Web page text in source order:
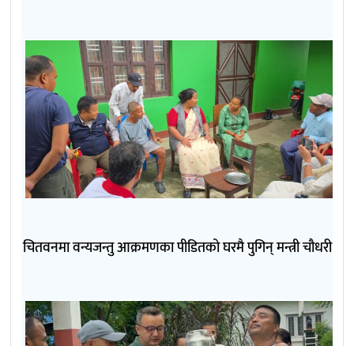
चितवनमा वन्यजन्तु आक्रमणका पीडितको घरमै पुगिन् मन्त्री चौधरी